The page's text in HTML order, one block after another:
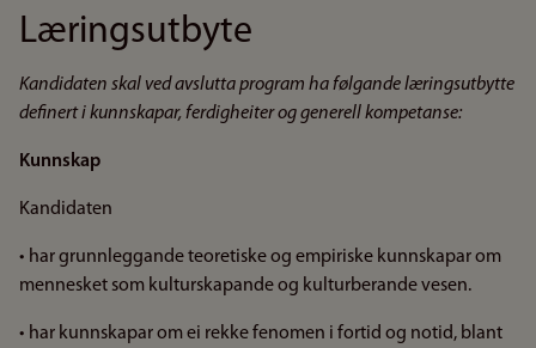
Læringsutbyte
Kandidaten skal ved avslutta program ha følgande læringsutbytte
definert i kunnskapar, ferdigheiter og generell kompetanse:
Kunnskap
Kandidaten
• har grunnleggande teoretiske og empiriske kunnskapar om
mennesket som kulturskapande og kulturberande vesen.
• har kunnskapar om ei rekke fenomen i fortid og notid, blant